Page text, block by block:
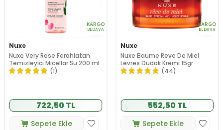
KARGO
BEDAVA
Nuxe
Nuxe Very Rose Ferahlatan
Temizleyici Micellar Su 200 ml
(1)
722,50 TL
Sepete Ekle
KARGO
BEDAVA
Nuxe
Nuxe Baume Reve De Miel
Levres Dudak Kremi 15gr
(44)
552,50 TL
Sepete Ekle